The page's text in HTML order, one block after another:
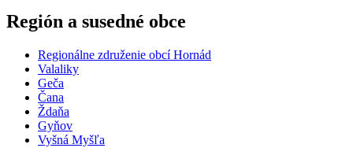
Región a susedné obce
Regionálne združenie obcí Hornád
Valaliky
Geča
Čana
Ždaňa
Gyňov
Vyšná Myšľa